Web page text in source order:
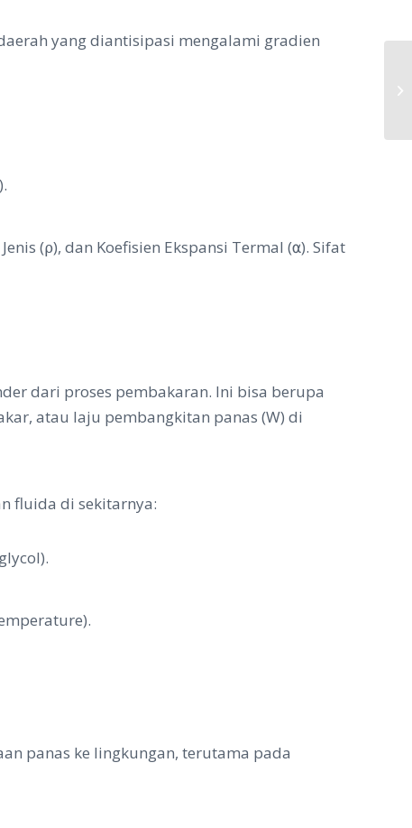
yang diantisipasi mengalami gradien
(ρ), dan Koefisien Ekspansi Termal (α). Sifat
dari proses pembakaran. Ini bisa berupa
atau laju pembangkitan panas (W) di
fluida di sekitarnya:
panas ke lingkungan, terutama pada